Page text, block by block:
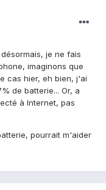
je ne fais
imaginons que
cas hier, eh bien, j'ai
de batterie... Or, a
à Internet, pas
pourrait m'aider